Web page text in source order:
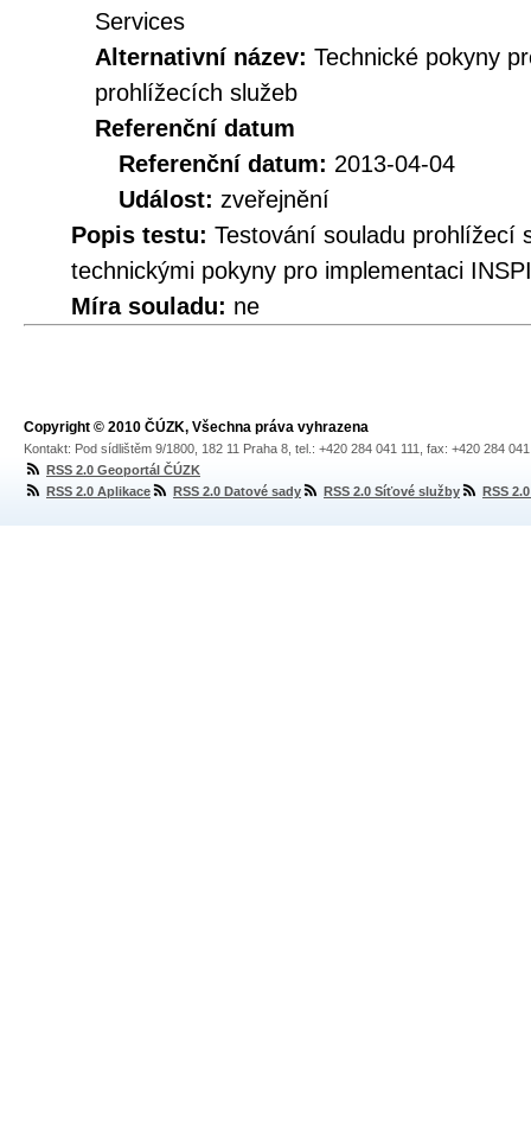
Services
Alternativní název: Technické pokyny
prohlížecích služeb
Referenční datum
Referenční datum: 2013-04-04
Událost: zveřejnění
Popis testu: Testování souladu prohlížecí
technickými pokyny pro implementaci
Míra souladu: ne
Copyright © 2010 ČÚZK, Všechna práva vyhrazena
Kontakt: Pod sídlištěm 9/1800, 182 11 Praha 8, tel.: +420 284 041 111, fax: +420 284
RSS 2.0 Geoportál ČÚZK
RSS 2.0 Aplikace
RSS 2.0 Datové sady RSS 2.0 Síťové služby RSS